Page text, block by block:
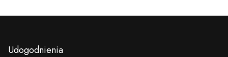
Udogodnienia